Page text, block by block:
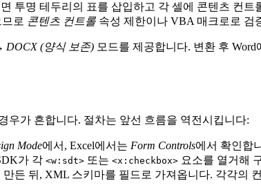
투명 테두리의 표를 삽입하고 각 셀에 콘텐츠 컨
로 콘텐츠 컨트롤 속성 제한이나 VBA 매크로로 검
DOCX (양식 보존) 모드를 제공합니다. 변환 후 Word
우가 흔합니다. 절차는 앞선 흐름을 역전시킵니다:
Mode에서, Excel에서는 Form Controls에서 확인합
가 각 <w:sdt> 또는 <x:checkbox> 요소를 열거해
든 뒤, XML 스키마를 필드로 가져옵니다. 각각의